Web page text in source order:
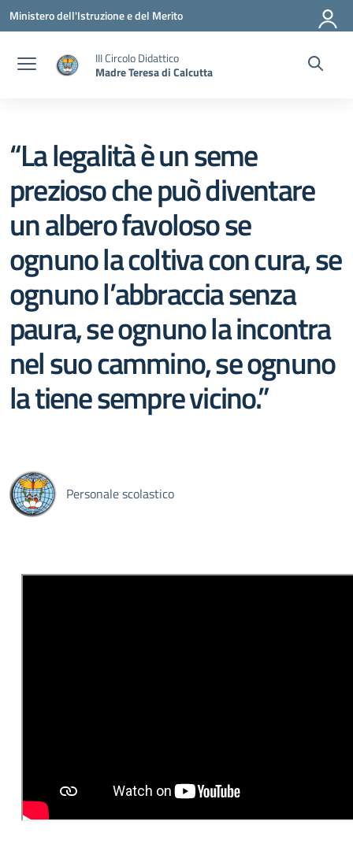
Vai ai contenuti
Vai al menu di navigazione
Vai al footer
Ministero dell'Istruzione e del Merito
III Circolo Didattico
Madre Teresa di Calcutta
“La legalità è un seme
prezioso che può diventare
un albero favoloso se
ognuno la coltiva con cura, se
ognuno l’abbraccia senza
paura, se ognuno la incontra
nel suo cammino, se ognuno
la tiene sempre vicino.”
Personale scolastico